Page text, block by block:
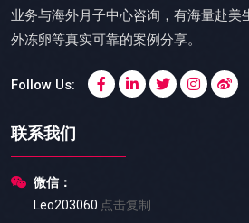
业务与海外月子中心咨询，有海量赴美
外冻卵等真实可靠的案例分享。
Follow Us:
联系我们
微信：
Leo203060 点击复制